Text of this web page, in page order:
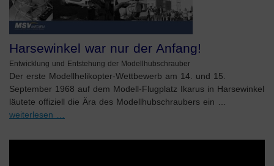
Harsewinkel war nur der Anfang!
Entwicklung und Entstehung der Modellhubschrauber
Der erste Modellhelikopter-Wettbewerb am 14. und 15.
September 1968 auf dem Modell-Flugplatz Ikarus in Harsewinkel
läutete offiziell die Ära des Modellhubschraubers ein …
weiterlesen …